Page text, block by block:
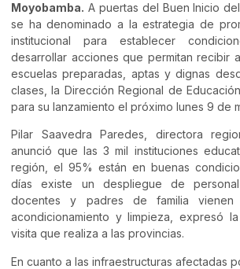
Moyobamba. A puertas del Buen Inicio
se ha denominado a la estrategia de
institucional para establecer
desarrollar acciones que permitan recibir
escuelas preparadas, aptas y dignas
clases, la Dirección Regional de
para su lanzamiento el próximo lunes 9 de
Pilar Saavedra Paredes, directora
anunció que las 3 mil instituciones
región, el 95% están en buenas
días existe un despliegue de
docentes y padres de familia
acondicionamiento y limpieza, expresó
visita que realiza a las provincias.
En cuanto a las infraestructuras afectadas